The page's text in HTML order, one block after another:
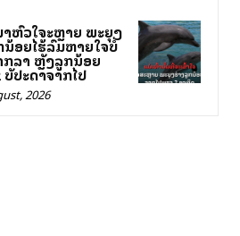
ຫົວໃຈສະຫຼາຍ ພະຍຸງ
ອຍໄຮ້ລົມຫາຍໃຈບໍ່
ກລາ ຫຼັງລູກນ້ອຍ
ບປະດາຈາກໄປ
2026